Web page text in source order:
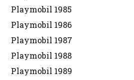
Playmobil 1985
Playmobil 1986
Playmobil 1987
Playmobil 1988
Playmobil 1989